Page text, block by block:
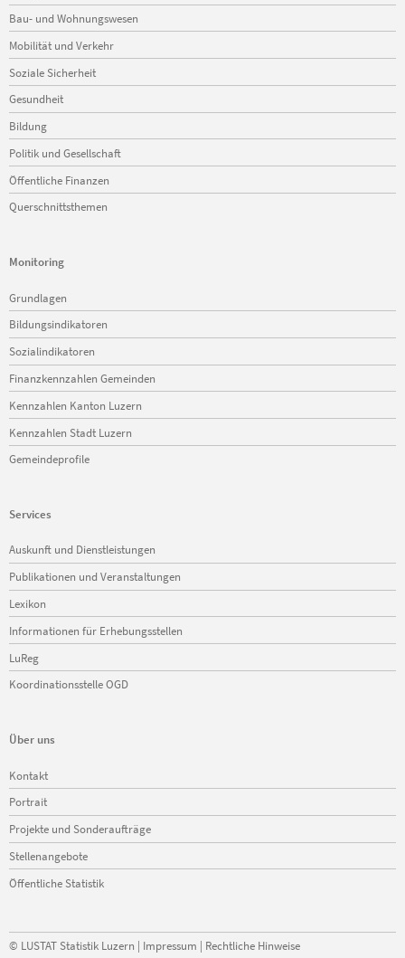
Bau- und Wohnungswesen
Mobilität und Verkehr
Soziale Sicherheit
Gesundheit
Bildung
Politik und Gesellschaft
Öffentliche Finanzen
Querschnittsthemen
Monitoring
Navigation
überspringen
Grundlagen
Bildungsindikatoren
Sozialindikatoren
Finanzkennzahlen Gemeinden
Kennzahlen Kanton Luzern
Kennzahlen Stadt Luzern
Gemeindeprofile
Services
Navigation
überspringen
Auskunft und Dienstleistungen
Publikationen und Veranstaltungen
Lexikon
Informationen für Erhebungsstellen
LuReg
Koordinationsstelle OGD
Über uns
überspringen
Kontakt
Portrait
Projekte und Sonderaufträge
Stellenangebote
Öffentliche Statistik
© LUSTAT Statistik Luzern | Impressum | Rechtliche Hinweise